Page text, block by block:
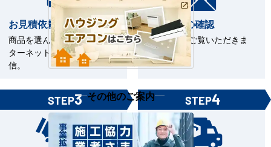
お見積依頼
商品を選んで見積依頼をイン
ターネットまたはFAXで送
信。
お見積書の確認
お見積書をご覧いただきま
す。
STEP3 STEP4
その他のご案内